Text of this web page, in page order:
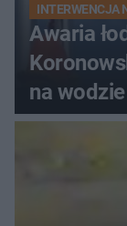
INTERWENCJA
Awaria
na wodzie